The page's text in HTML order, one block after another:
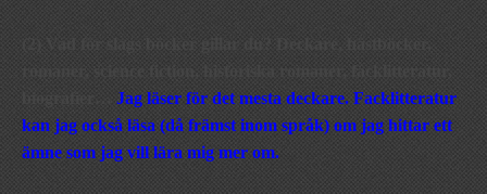
(2) Vad för slags böcker gillar du? Deckare, hästböcker,
romaner, science fiction, historiska romaner, facklitteratur,
biografier… Jag läser för det mesta deckare. Facklitteratur
kan jag också läsa (då främst inom språk) om jag hittar ett
ämne som jag vill lära mig mer om.